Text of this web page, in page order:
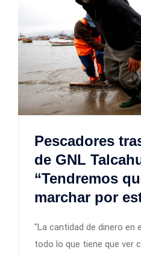
Pescadores
de GNL
“Tendremos
marchar por
"La cantidad de dinero en
todo lo que tiene que ver